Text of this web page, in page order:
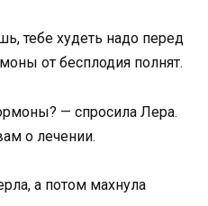
тебе худеть надо перед
от бесплодия полнят.
— спросила Лера.
о лечении.
а потом махнула